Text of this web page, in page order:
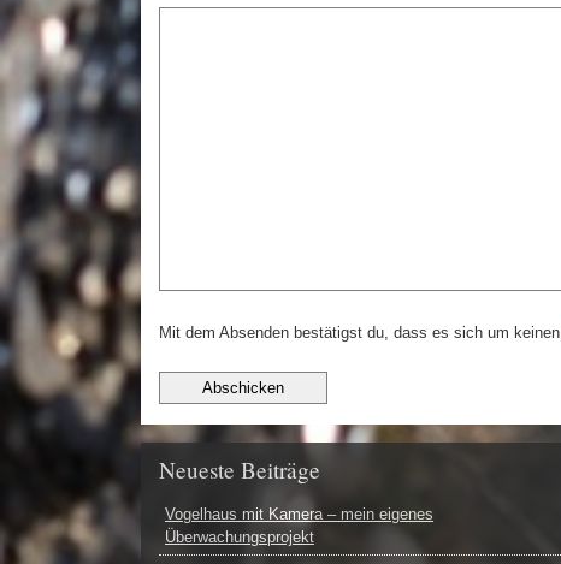
Mit dem Absenden bestätigst du, dass es sich um keinen
Neueste Beiträge
Vogelhaus mit Kamera – mein eigenes
Überwachungsprojekt